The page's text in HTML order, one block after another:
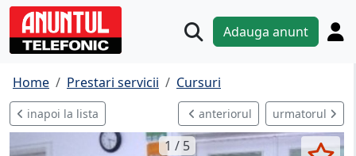
Adauga anunt
Home Prestari servicii Cursuri
inapoi la lista anteriorul urmatorul
1 / 5